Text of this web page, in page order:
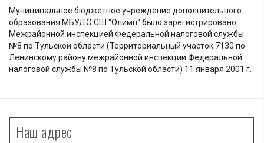
Муниципальное бюджетное учреждение дополнительного
образования МБУДО СШ "Олимп" было зарегистрировано
Межрайонной инспекцией Федеральной налоговой службы
№8 по Тульской области (Территориальный участок 7130 по
Ленинскому району межрайонной инспекции Федеральной
налоговой службы №8 по Тульской области) 11 января 2001 г.
Наш адрес